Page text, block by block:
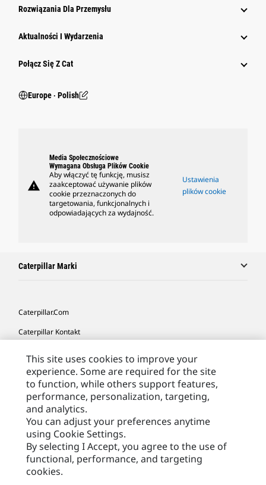
Rozwiązania Dla Przemysłu
Aktualności I Wydarzenia
Połącz Się Z Cat
Europe ‧ Polish
warning
Media Społecznościowe
Wymagana Obsługa Plików Cookie
Aby włączyć tę funkcję, musisz
zaakceptować używanie plików
cookie przeznaczonych do
targetowania, funkcjonalnych i
odpowiadających za wydajność.
Ustawienia
plików cookie
Caterpillar Marki
Caterpillar.com
Caterpillar Kontakt
Moje Preferencje Marketingowe
Site Map
Cookie Settings
Legal
Privacy
This site uses cookies to improve your
experience. Some are required for the site
to function, while others support features,
performance, personalization, targeting,
and analytics.
You can adjust your preferences anytime
using Cookie Settings.
By selecting I Accept, you agree to the use of
functional, performance, and targeting
cookies.